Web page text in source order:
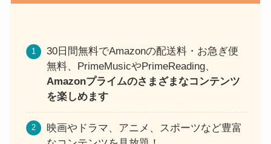
30日間無料でAmazonの配送料・お急ぎ便
無料、PrimeMusicやPrimeReading、
Amazonプライムのさまざまなコンテンツ
を楽しめます
映画やドラマ、アニメ、スポーツなど豊富